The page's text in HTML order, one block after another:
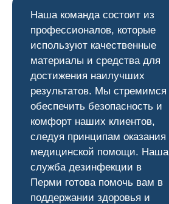
Наша команда состоит из
профессионалов, которые
используют качественные
материалы и средства для
достижения наилучших
результатов. Мы стремимся
обеспечить безопасность и
комфорт наших клиентов,
следуя принципам оказания
медицинской помощи. Наша
служба дезинфекции в
Перми готова помочь вам в
поддержании здоровья и